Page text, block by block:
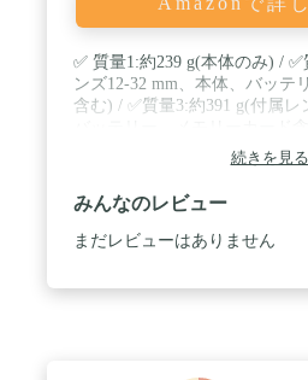
✅ 質量1:約239 g(本体のみ) /
ンズ12-32 mm、本体、バッテ
含む) / ✅質量3:約391 g(付属レ
型Live MOSセンサー 総画素数
ィルター / ✅防塵対応:スーパ
ィルター(SSWF:超音波防塵フ
ラッシュ:TTL調光内蔵ポップ
ド:マルチ測光/中央重点測光/ス
続きを見る
みんなのレビュー
まだレビューはありません